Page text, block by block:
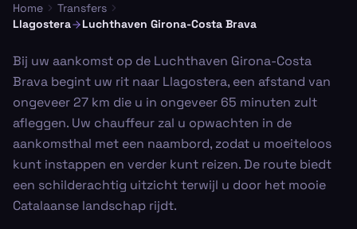
Home
Transfers
Llagostera
Luchthaven Girona-Costa Brava
Bij uw aankomst op de Luchthaven Girona-Costa
Brava begint uw rit naar Llagostera, een afstand van
ongeveer 27 km die u in ongeveer 65 minuten zult
afleggen. Uw chauffeur zal u opwachten in de
aankomsthal met een naambord, zodat u moeiteloos
kunt instappen en verder kunt reizen. De route biedt
een schilderachtig uitzicht terwijl u door het mooie
Catalaanse landschap rijdt.